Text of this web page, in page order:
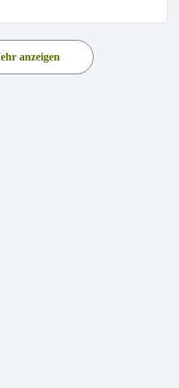
anzeigen